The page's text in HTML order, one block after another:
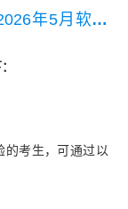
2026年5月软考
的考生，可通过以